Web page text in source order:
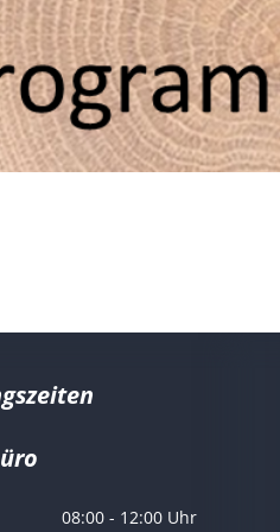
Marco Ludwig
08:00 - 12:00 Uhr